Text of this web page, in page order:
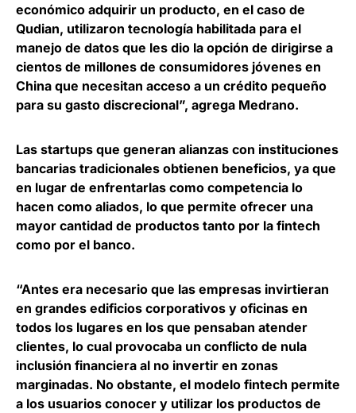
económico adquirir un producto, en el caso de
Qudian, utilizaron tecnología habilitada para el
manejo de datos que les dio la opción de dirigirse a
cientos de millones de consumidores jóvenes en
China que necesitan acceso a un crédito pequeño
para su gasto discrecional”, agrega Medrano.
Las startups que generan alianzas con instituciones
bancarias tradicionales obtienen beneficios, ya que
en lugar de enfrentarlas como competencia lo
hacen como aliados, lo que permite ofrecer una
mayor cantidad de productos tanto por la fintech
como por el banco.
“Antes era necesario que las empresas invirtieran
en grandes edificios corporativos y oficinas en
todos los lugares en los que pensaban atender
clientes, lo cual provocaba un conflicto de nula
inclusión financiera al no invertir en zonas
marginadas. No obstante, el modelo fintech permite
a los usuarios conocer y utilizar los productos de